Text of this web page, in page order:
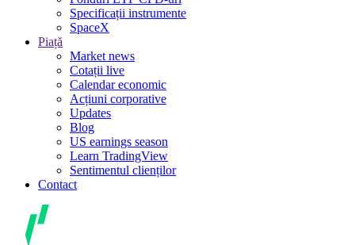
Specificații instrumente
SpaceX
Piață
Market news
Cotații live
Calendar economic
Acțiuni corporative
Updates
Blog
US earnings season
Learn TradingView
Sentimentul clienților
Contact